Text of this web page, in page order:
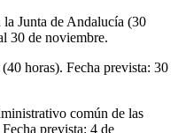
Junta de Andalucía (30
30 de noviembre.
horas). Fecha prevista: 30
común de las
prevista: 4 de